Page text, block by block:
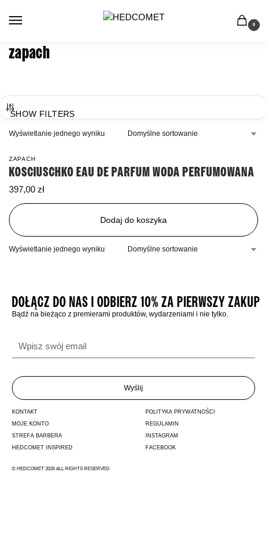
0
zapach
SHOW FILTERS
Wyświetlanie jednego wyniku
ZAPACH
KOSCIUSCHKO EAU DE PARFUM WODA PERFUMOWANA
397,00 zł
Dodaj do koszyka
Wyświetlanie jednego wyniku
DOŁĄCZ DO NAS I ODBIERZ 10% ZA PIERWSZY ZAKUP
Bądź na bieżąco z premierami produktów, wydarzeniami i nie tylko.
Wyślij
KONTAKT
MOJE KONTO
STREFA BARBERA
HEDCOMET INSPIRED
POLITYKA PRYWATNOŚCI
REGULAMIN
INSTAGRAM
FACEBOOK
© HEDCOMET 2026 ALL RIGHTS RESERVED